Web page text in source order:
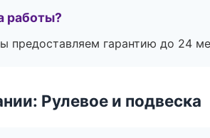
работы?
предоставляем гарантию до 24
Рулевое и подвеска